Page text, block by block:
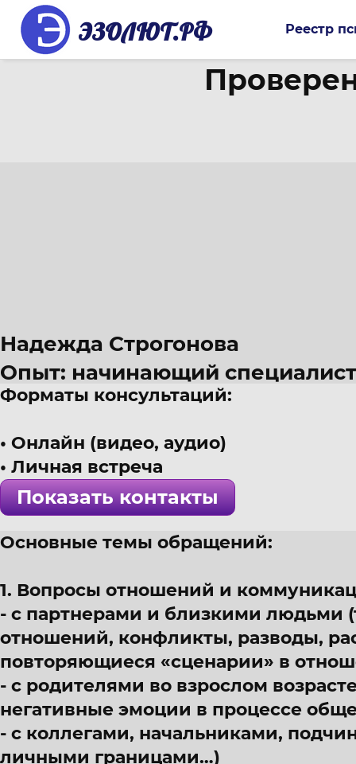
ЭЗОЛЮТ.РФ Реестр
Надежда Строгонова
Опыт: начинающий специалист
​33 года
г. Екатеринбург
Психолог, интегративно-
! Специалист проверен >>>
Форматы консультаций:
Онлайн (видео, аудио)
Личная встреча
Показать контакты
Основные темы обращений:
1. Вопросы отношений и
- с партнерами и близкими людьми
отношений, конфликты, разводы,
повторяющиеся «сценарии» в
- с родителями во взрослом
негативные эмоции в процессе
- с коллегами, начальниками,
личными границами…)